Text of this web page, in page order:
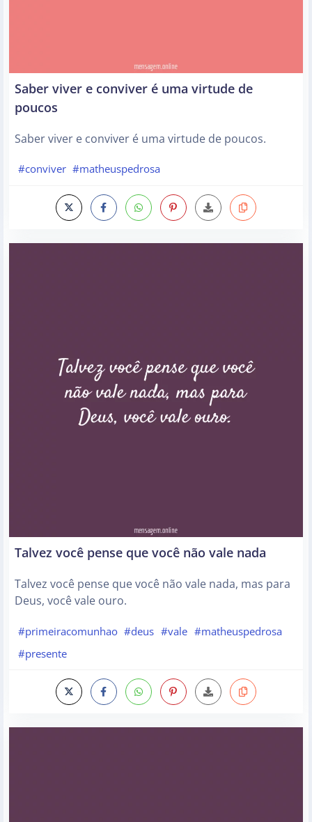
Saber viver e conviver é uma virtude de
poucos
Saber viver e conviver é uma virtude de poucos.
#conviver #matheuspedrosa
Talvez você pense que você não vale nada
Talvez você pense que você não vale nada, mas para
Deus, você vale ouro.
#primeiracomunhao #deus #vale #matheuspedrosa
#presente